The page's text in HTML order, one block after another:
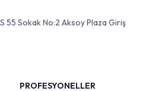
55 Sokak No:2 Aksoy Plaza Giriş
PROFESYONELLER